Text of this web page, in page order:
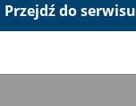
Przejdź do serwisu